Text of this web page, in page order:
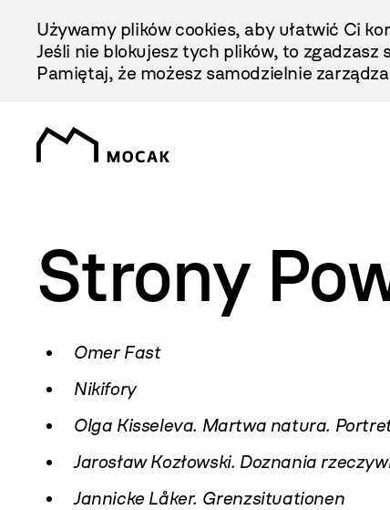
Treści
Używamy plików cookies, aby ułatwić Ci
Jeśli nie blokujesz tych plików, to
Pamiętaj, że możesz samodzielnie
Strony
Omer Fast
Nikifory
Olga Kisseleva. Martwa natura.
Jarosław Kozłowski. Doznania
Jannicke Låker. Grenzsituationen